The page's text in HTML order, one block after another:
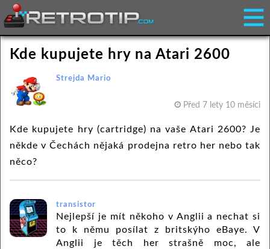
Kde kupujete hry na Atari 2600
Strejda Mario
Před 7 lety 10 měsíci
Kde kupujete hry (cartridge) na vaše Atari 2600? Je
někde v Čechách nějaká prodejna retro her nebo tak
něco?
transistor
Nejlepší je mít někoho v Anglii a nechat si
to k němu posílat z britskýho eBaye. V
Anglii je těch her strašně moc, ale